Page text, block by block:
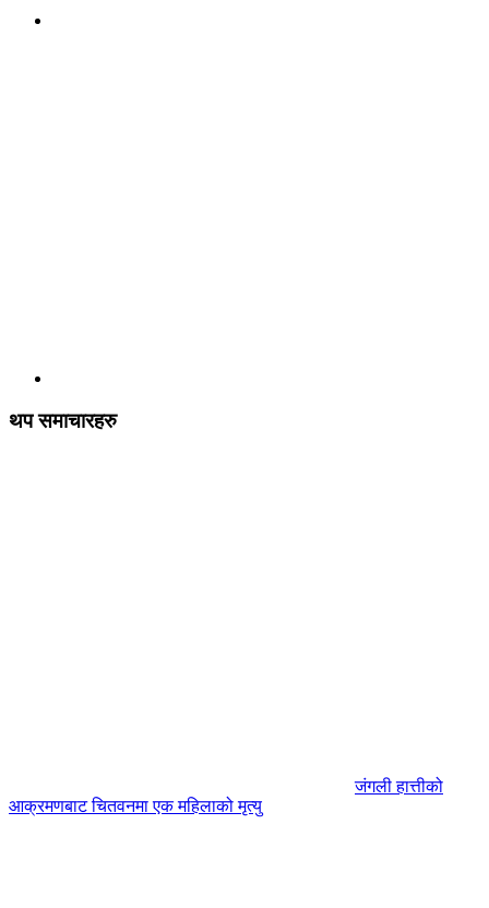
थप समाचारहरु
जंगली हात्तीको
आक्रमणबाट चितवनमा एक महिलाको मृत्यु